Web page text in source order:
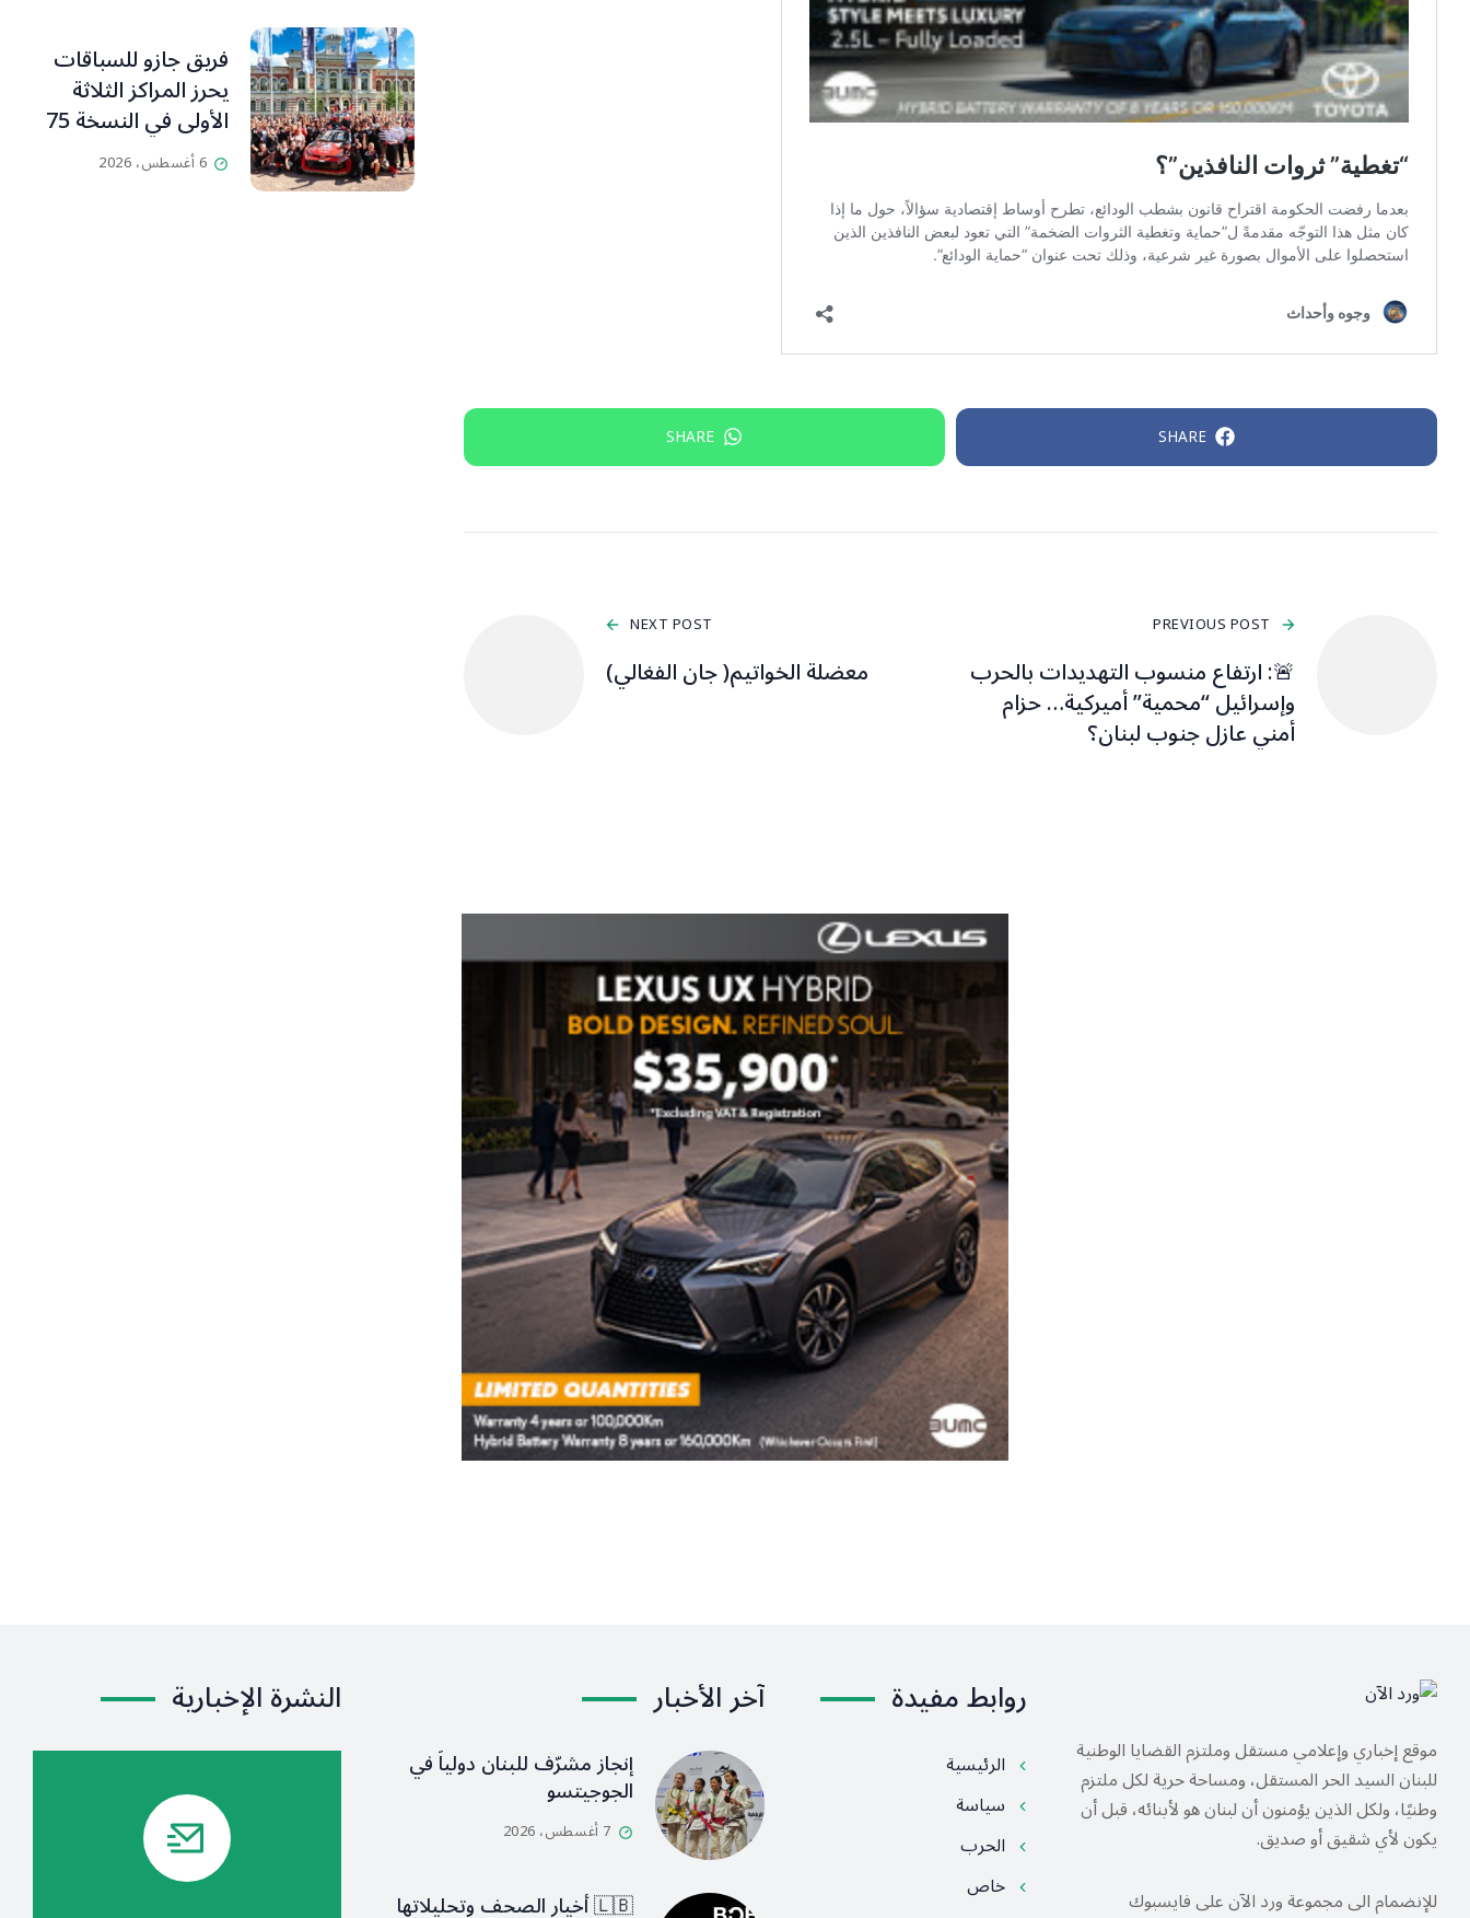
SHARE
SHARE
PREVIOUS POST
🚨: ارتفاع منسوب التهديدات بالحرب
وإسرائيل “محمية” أميركية… حزام
أمني عازل جنوب لبنان؟
NEXT POST
معضلة الخواتيم( جان الفغالي)
فريق جازو للسباقات
يحرز المراكز الثلاثة
الأولى في النسخة 75
من رالي فنلندا
6 أغسطس، 2026
موقع إخباري وإعلامي مستقل وملتزم القضايا الوطنية
للبنان السيد الحر المستقل، ومساحة حرية لكل ملتزم
وطنيًا، ولكل الذين يؤمنون أن لبنان هو لأبنائه، قبل أن
يكون لأي شقيق أو صديق.
للإنضمام الى مجموعة ورد الآن على فايسبوك
روابط مفيدة
الرئيسية
سياسة
الحرب
خاص
آخر الأخبار
إنجاز مشرّف للبنان دولياً في
الجوجيتسو
7 أغسطس، 2026
🇱🇧 أخيار الصحف وتحليلاتها
النشرة الإخبارية